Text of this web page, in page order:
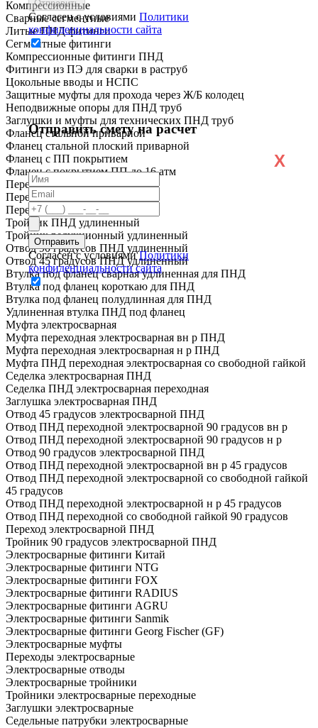
Компрессионные
Сварные сегментные
Литые ПНД фитинги
Сегментные фитинги
Компрессионные фитинги ПНД
Фитинги из ПЭ для сварки в раструб
Цокольные вводы и НСПС
Защитные муфты для прохода через Ж/Б колодец
Неподвижные опоры для ПНД труб
Заглушки и муфты для технических ПНД труб
Фланец стальной приварной
Фланец стальной плоский приварной
Фланец с ПП покрытием
Фланец с покрытием ПП до 16 атм
Переход ПНД короткий
Переход ПНД удлиненный
Переход ПЭ сталь
Тройник ПНД удлиненный
Тройник редукционный удлиненный
Отвод 90 градусов ПНД удлиненный
Отвод 45 градусов ПНД удлиненный
Втулка под фланец сварная удлиненная для ПНД
Втулка под фланец короткаю для ПНД
Втулка под фланец полудлинная для ПНД
Удлиненная втулка ПНД под фланец
Муфта электросварная
Муфта переходная электросварная вн р ПНД
Муфта переходная электросварная н р ПНД
Муфта ПНД переходная электросварная со свободной гайкой
Седелка электросварная ПНД
Седелка ПНД электросварная переходная
Заглушка электросварная ПНД
Отвод 45 градусов электросварной ПНД
Отвод ПНД переходной электросварной 90 градусов вн р
Отвод ПНД переходной электросварной 90 градусов н р
Отвод 90 градусов электросварной ПНД
Отвод ПНД переходной электросварной вн р 45 градусов
Отвод ПНД переходной электросварной со свободной гайкой
45 градусов
Отвод ПНД переходной электросварной н р 45 градусов
Отвод ПНД переходной со свободной гайкой 90 градусов
Переход электросварной ПНД
Тройник 90 градусов электросварной ПНД
Электросварные фитинги Китай
Электросварные фитинги NTG
Электросварные фитинги FOX
Электросварные фитинги RADIUS
Электросварные фитинги AGRU
Электросварные фитинги Sanmik
Электросварные фитинги Georg Fischer (GF)
Электросварные муфты
Переходы электросварные
Электросварные отводы
Электросварные тройники
Тройники электросварные переходные
Заглушки электросварные
Седельные патрубки электросварные
Согласен с условиями Политики
конфиденциальности сайта
Отправить смету на расчет
X
Согласен с условиямиПолитики
конфиденциальности сайта